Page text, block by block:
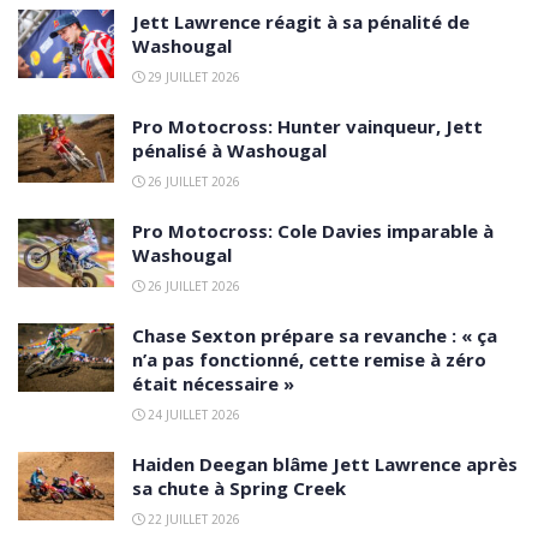
Jett Lawrence réagit à sa pénalité de
Washougal
29 JUILLET 2026
Pro Motocross: Hunter vainqueur, Jett
pénalisé à Washougal
26 JUILLET 2026
Pro Motocross: Cole Davies imparable à
Washougal
26 JUILLET 2026
Chase Sexton prépare sa revanche : « ça
n’a pas fonctionné, cette remise à zéro
était nécessaire »
24 JUILLET 2026
Haiden Deegan blâme Jett Lawrence après
sa chute à Spring Creek
22 JUILLET 2026